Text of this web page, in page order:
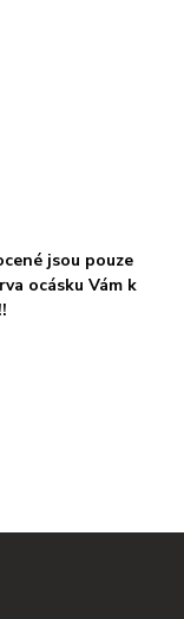
jsou pouze
ocásku Vám k